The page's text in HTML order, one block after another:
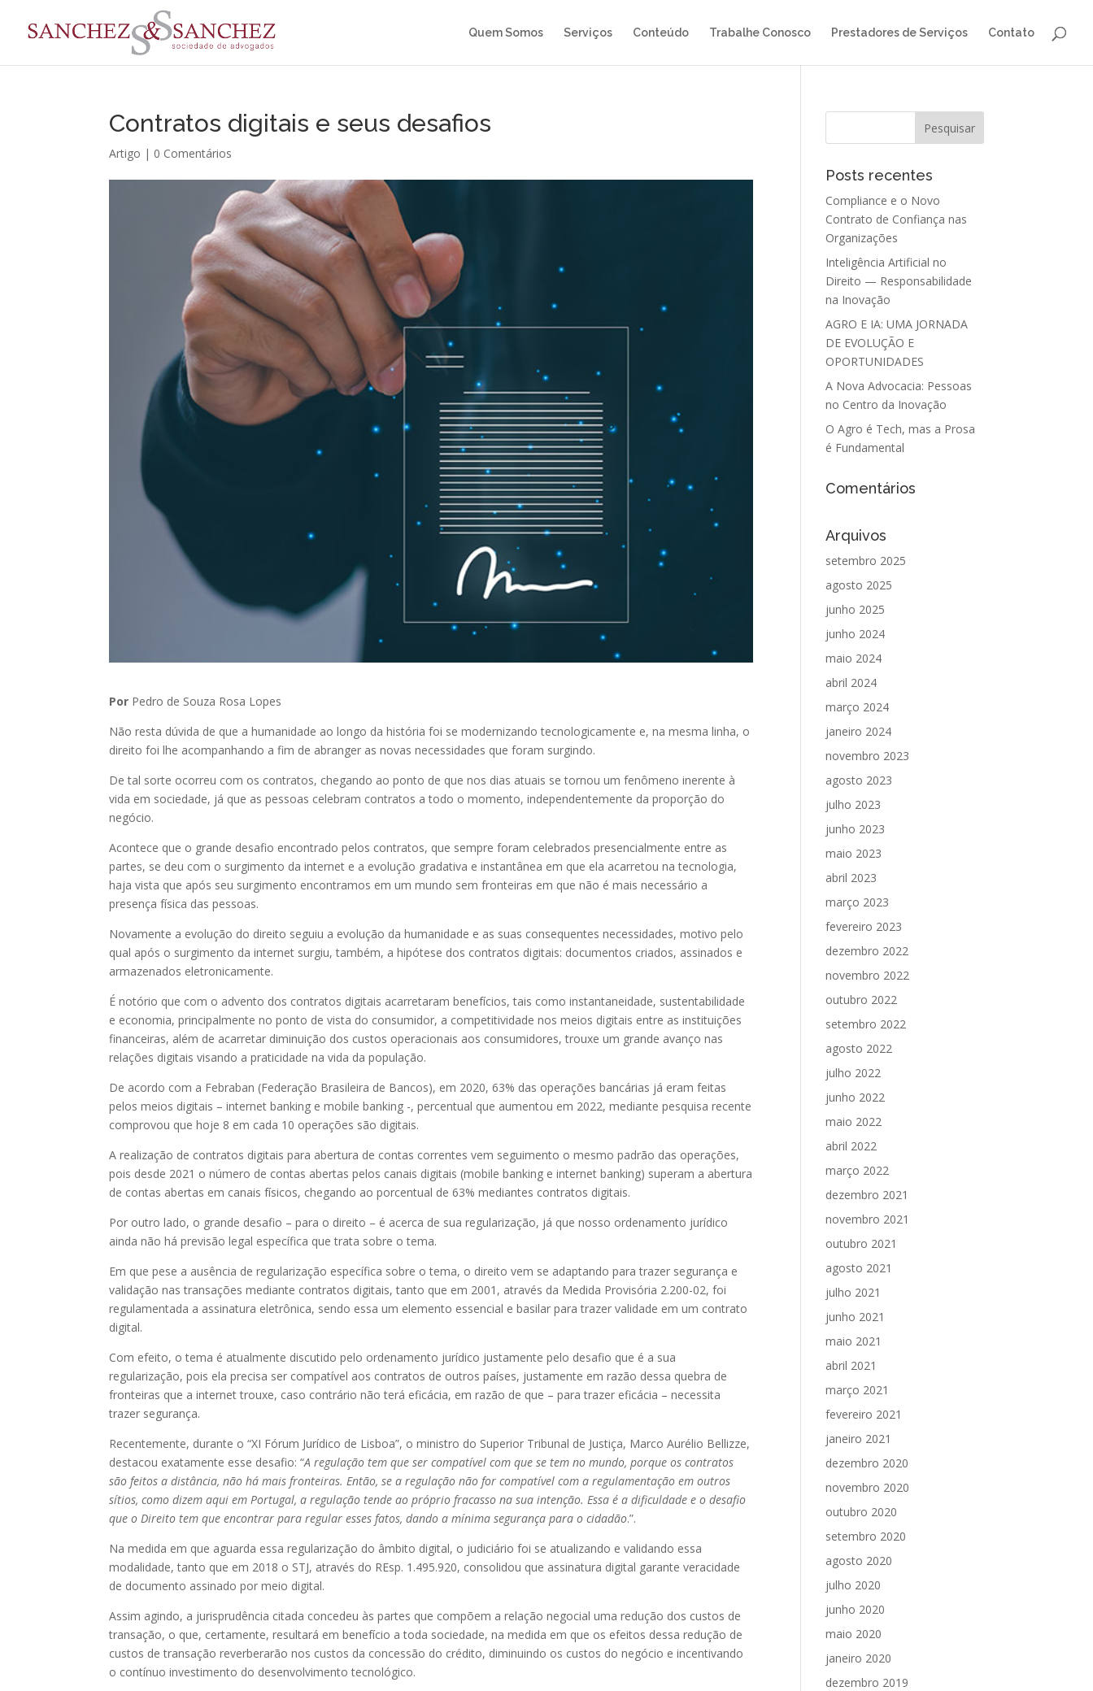
Quem Somos Serviços Conteúdo Trabalhe Conosco Prestadores de Serviços Contato
Contratos digitais e seus desafios
Artigo | 0 Comentários
Por Pedro de Souza Rosa Lopes
Não resta dúvida de que a humanidade ao longo da história foi se modernizando tecnologicamente e, na mesma linha, o
direito foi lhe acompanhando a fim de abranger as novas necessidades que foram surgindo.
De tal sorte ocorreu com os contratos, chegando ao ponto de que nos dias atuais se tornou um fenômeno inerente à
vida em sociedade, já que as pessoas celebram contratos a todo o momento, independentemente da proporção do
negócio.
Acontece que o grande desafio encontrado pelos contratos, que sempre foram celebrados presencialmente entre as
partes, se deu com o surgimento da internet e a evolução gradativa e instantânea em que ela acarretou na tecnologia,
haja vista que após seu surgimento encontramos em um mundo sem fronteiras em que não é mais necessário a
presença física das pessoas.
Novamente a evolução do direito seguiu a evolução da humanidade e as suas consequentes necessidades, motivo pelo
qual após o surgimento da internet surgiu, também, a hipótese dos contratos digitais: documentos criados, assinados e
armazenados eletronicamente.
É notório que com o advento dos contratos digitais acarretaram benefícios, tais como instantaneidade, sustentabilidade
e economia, principalmente no ponto de vista do consumidor, a competitividade nos meios digitais entre as instituições
financeiras, além de acarretar diminuição dos custos operacionais aos consumidores, trouxe um grande avanço nas
relações digitais visando a praticidade na vida da população.
De acordo com a Febraban (Federação Brasileira de Bancos), em 2020, 63% das operações bancárias já eram feitas
pelos meios digitais – internet banking e mobile banking -, percentual que aumentou em 2022, mediante pesquisa recente
comprovou que hoje 8 em cada 10 operações são digitais.
A realização de contratos digitais para abertura de contas correntes vem seguimento o mesmo padrão das operações,
pois desde 2021 o número de contas abertas pelos canais digitais (mobile banking e internet banking) superam a abertura
de contas abertas em canais físicos, chegando ao porcentual de 63% mediantes contratos digitais.
Por outro lado, o grande desafio – para o direito – é acerca de sua regularização, já que nosso ordenamento jurídico
ainda não há previsão legal específica que trata sobre o tema.
Em que pese a ausência de regularização específica sobre o tema, o direito vem se adaptando para trazer segurança e
validação nas transações mediante contratos digitais, tanto que em 2001, através da Medida Provisória 2.200-02, foi
regulamentada a assinatura eletrônica, sendo essa um elemento essencial e basilar para trazer validade em um contrato
digital.
Com efeito, o tema é atualmente discutido pelo ordenamento jurídico justamente pelo desafio que é a sua
regularização, pois ela precisa ser compatível aos contratos de outros países, justamente em razão dessa quebra de
fronteiras que a internet trouxe, caso contrário não terá eficácia, em razão de que – para trazer eficácia – necessita
trazer segurança.
Recentemente, durante o “XI Fórum Jurídico de Lisboa”, o ministro do Superior Tribunal de Justiça, Marco Aurélio Bellizze,
destacou exatamente esse desafio: “A regulação tem que ser compatível com que se tem no mundo, porque os contratos
são feitos a distância, não há mais fronteiras. Então, se a regulação não for compatível com a regulamentação em outros
sítios, como dizem aqui em Portugal, a regulação tende ao próprio fracasso na sua intenção. Essa é a dificuldade e o desafio
que o Direito tem que encontrar para regular esses fatos, dando a mínima segurança para o cidadão.”.
Na medida em que aguarda essa regularização do âmbito digital, o judiciário foi se atualizando e validando essa
modalidade, tanto que em 2018 o STJ, através do REsp. 1.495.920, consolidou que assinatura digital garante veracidade
de documento assinado por meio digital.
Assim agindo, a jurisprudência citada concedeu às partes que compõem a relação negocial uma redução dos custos de
transação, o que, certamente, resultará em benefício a toda sociedade, na medida em que os efeitos dessa redução de
custos de transação reverberarão nos custos da concessão do crédito, diminuindo os custos do negócio e incentivando
o contínuo investimento do desenvolvimento tecnológico.
Posts recentes
Compliance e o Novo
Contrato de Confiança nas
Organizações
Inteligência Artificial no
Direito — Responsabilidade
na Inovação
AGRO E IA: UMA JORNADA
DE EVOLUÇÃO E
OPORTUNIDADES
A Nova Advocacia: Pessoas
no Centro da Inovação
O Agro é Tech, mas a Prosa
é Fundamental
Comentários
Arquivos
setembro 2025
agosto 2025
junho 2025
junho 2024
maio 2024
abril 2024
março 2024
janeiro 2024
novembro 2023
agosto 2023
julho 2023
junho 2023
maio 2023
abril 2023
março 2023
fevereiro 2023
dezembro 2022
novembro 2022
outubro 2022
setembro 2022
agosto 2022
julho 2022
junho 2022
maio 2022
abril 2022
março 2022
dezembro 2021
novembro 2021
outubro 2021
agosto 2021
julho 2021
junho 2021
maio 2021
abril 2021
março 2021
fevereiro 2021
janeiro 2021
dezembro 2020
novembro 2020
outubro 2020
setembro 2020
agosto 2020
julho 2020
junho 2020
maio 2020
janeiro 2020
dezembro 2019